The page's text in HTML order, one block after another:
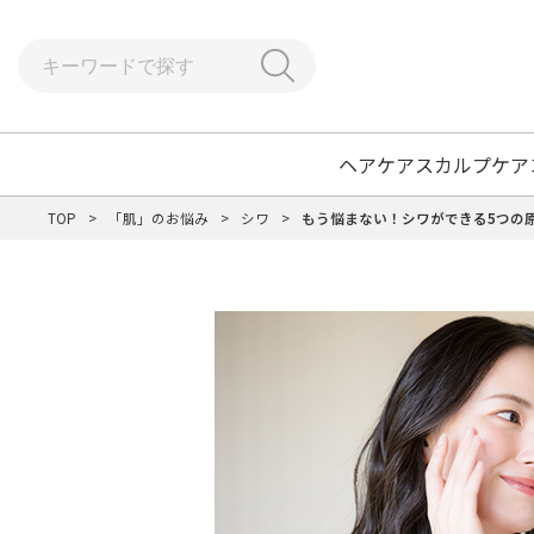
ヘアケアスカルプケア
TOP > 「肌」のお悩み > シワ > もう悩まない！シワができる5つの